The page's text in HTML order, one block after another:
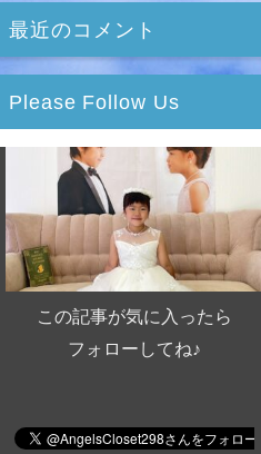
最近のコメント
Please Follow Us
この記事が気に入ったら
フォローしてね♪